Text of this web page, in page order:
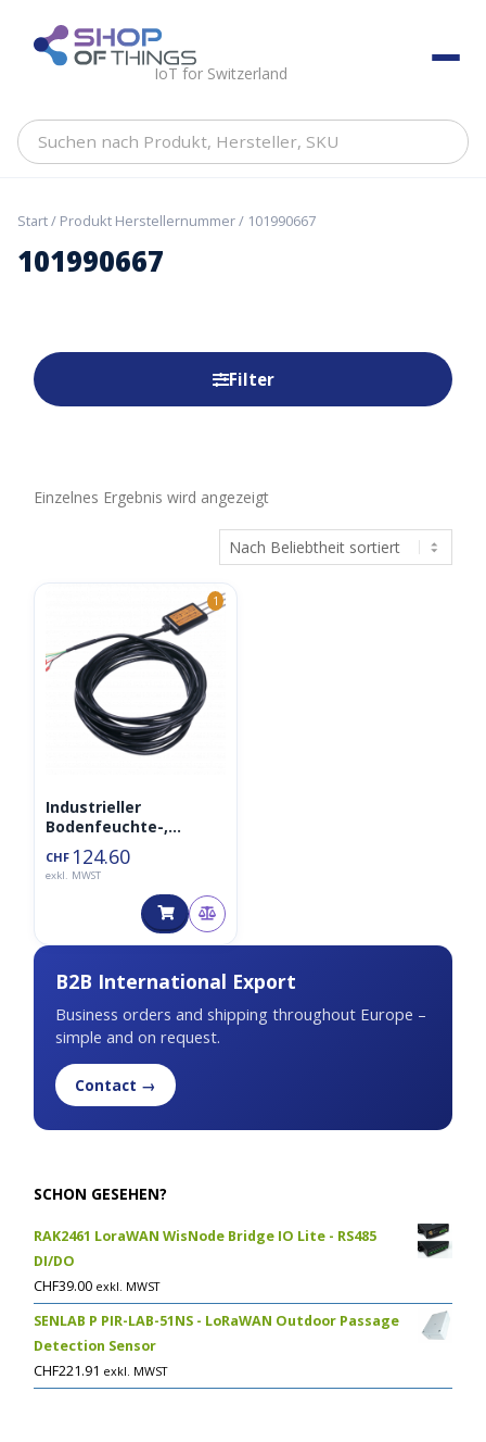
content ShopOfThings
IoT for Switzerland
Suchen
Hersteller,
Start/ Produkt Herstellernummer / 101990667
101990667
Filter
B2B International Export
Business orders and shipping throughout Europe –
simple and on request.
Contact →
SCHON GESEHEN?
RAK2461 LoraWAN WisNode Bridge IO Lite - RS485
DI/DO
CHF39.00 exkl. MWST
SENLAB P PIR-LAB-51NS - LoRaWAN Outdoor Passage
Detection Sensor
CHF221.91 exkl. MWST
Einzelnes Ergebnis wird angezeigt
1
Industrieller
Bodenfeuchte-,
Temperatur- und EC-
Sensor MODBUS-RTU
RS485 (S-Soil MTEC-
CHF 124.60
exkl. MWST